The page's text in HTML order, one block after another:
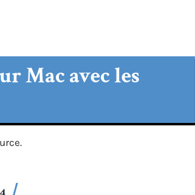
Mac avec les